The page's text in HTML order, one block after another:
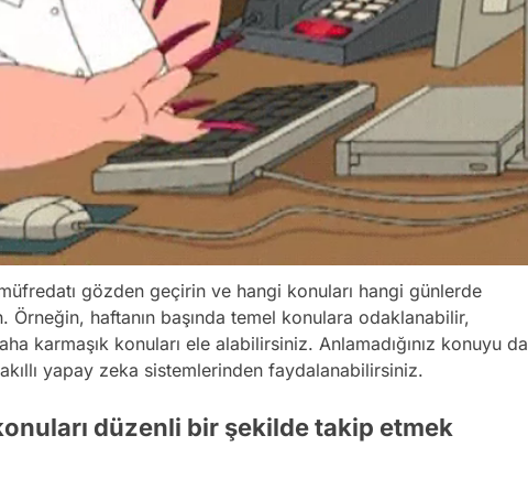
gözden geçirin ve hangi konuları hangi günlerde
Örneğin, haftanın başında temel konulara odaklanabilir,
karmaşık konuları ele alabilirsiniz. Anlamadığınız konuyu da
yapay zeka sistemlerinden faydalanabilirsiniz.
düzenli bir şekilde takip etmek